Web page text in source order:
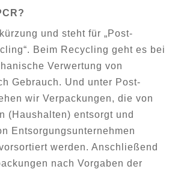
und steht für „Post-
Beim Recycling geht es bei
Verwertung von
Gebrauch. Und unter Post-
wir Verpackungen, die von
(Haushalten) entsorgt und
Entsorgungsunternehmen
werden. Anschließend
nach Vorgaben der